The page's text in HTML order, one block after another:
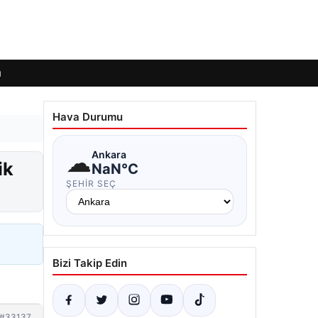
Hava Durumu
☁Ankara
NaN°C
ŞEHIR SEÇ
Bizi Takip Edin